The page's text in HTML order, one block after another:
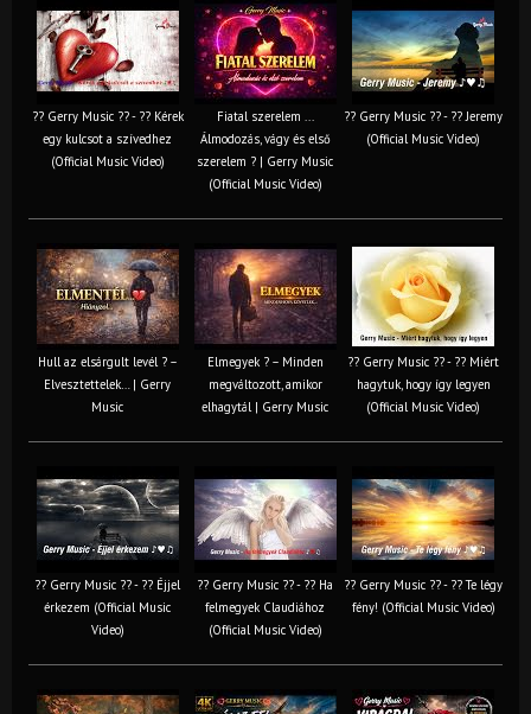
?? Gerry Music ?? - ?? Kérek
egy kulcsot a szívedhez
(Official Music Video)
Fiatal szerelem ...
Álmodozás, vágy és első
szerelem ? | Gerry Music
(Official Music Video)
?? Gerry Music ?? - ?? Jeremy
(Official Music Video)
Hull az elsárgult levél ? –
Elvesztettelek… | Gerry
Music
Elmegyek ? – Minden
megváltozott, amikor
elhagytál | Gerry Music
?? Gerry Music ?? - ?? Miért
hagytuk, hogy így legyen
(Official Music Video)
?? Gerry Music ?? - ?? Éjjel
érkezem (Official Music
Video)
?? Gerry Music ?? - ?? Ha
felmegyek Claudiához
(Official Music Video)
?? Gerry Music ?? - ?? Te légy
fény! (Official Music Video)